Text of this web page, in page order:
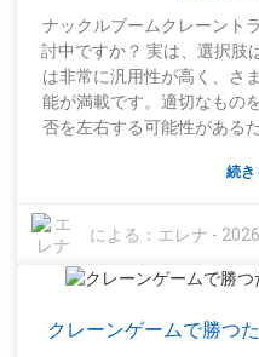
ての断熱ブームが同じ性
ん。適切に導入しなければ
設計を継続的に改良し、こ
理解する必要があることは
中で、さまざまな条件下で
が最適かを把握することは
ナックルブームクレーント
討中ですか？ 実は、選択肢
は非常に汎用性が高く、さ
能が満載です。適切なもの
否を左右する可能性がある
るか、ブームがどれだけ
さ、全体的な安定性、制御
ん。優れたナックルブーム
度のバランスが取れている
れほど重要か、きっと驚く
続
による： エレナ -
クレーンゲームで勝つ